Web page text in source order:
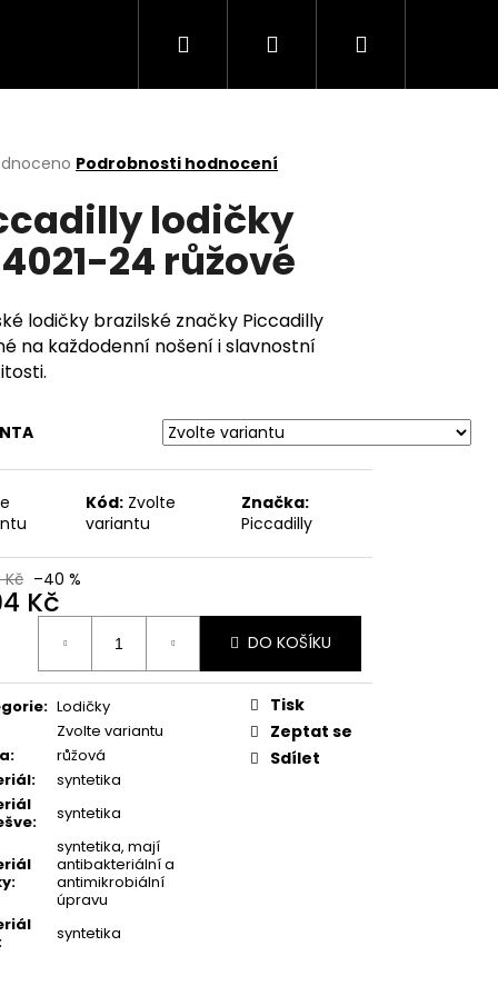
Hledat PřihlášeníNákupní
Podrobnosti hodnocení
lodičky
24 růžové
lodičky brazilské značky Piccadilly
na každodenní nošení i slavnostní
Kód: Zvolte
variantu
Značka:
Piccadilly
Kč –40 %
Kč
DO KOŠÍKU
: Lodičky
Zvolte variantu
:
růžová
:
syntetika
: syntetika
:
syntetika, mají
antibakteriální a
antimikrobiální
úpravu
: syntetika
Tisk
Zeptat se
Sdílet
Následující
PANTOFLE 274061-